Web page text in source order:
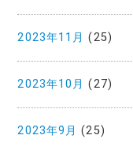
2023年11月 (25)
2023年10月 (27)
2023年9月 (25)